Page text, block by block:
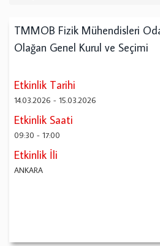
TMMOB Fizik Mühendisleri
Olağan Genel Kurul ve Seçimi
Etkinlik Tarihi
14.03.2026 -15.03.2026
Etkinlik Saati
09:30 -17:00
Etkinlik İli
ANKARA